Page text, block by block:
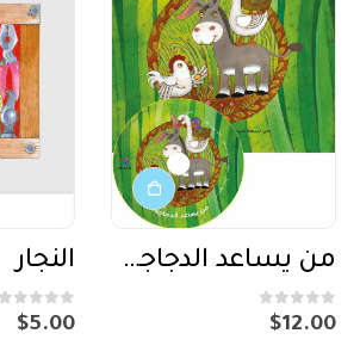
من يساعد الدجاجة؟ + CD صوتي
0
out of 5
$12.00
النجار
0
out of 5
$5.00